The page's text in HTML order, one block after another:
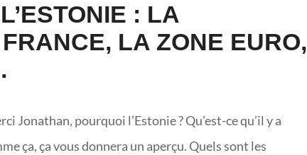
: LA
LA ZONE EURO,
Jonathan, pourquoi l’Estonie ? Qu’est-ce qu’il y a
ça, ça vous donnera un aperçu. Quels sont les